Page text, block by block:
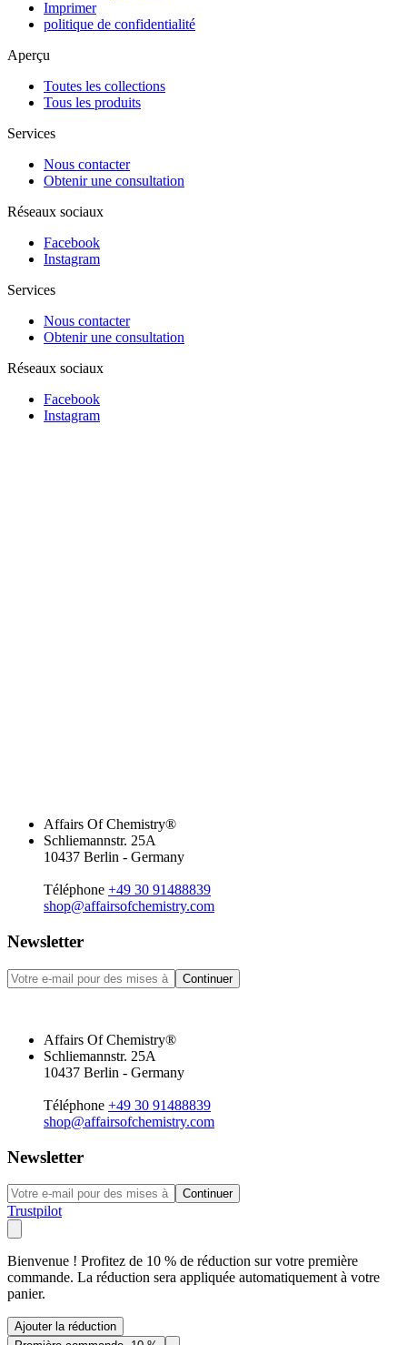
Imprimer
politique de confidentialité
Aperçu
Toutes les collections
Tous les produits
Services
Nous contacter
Obtenir une consultation
Réseaux sociaux
Facebook
Instagram
Services
Nous contacter
Obtenir une consultation
Réseaux sociaux
Facebook
Instagram
Affairs Of Chemistry®
Schliemannstr. 25A
10437 Berlin - Germany
Téléphone +49 30 91488839
shop@affairsofchemistry.com
Newsletter
Continuer
Affairs Of Chemistry®
Schliemannstr. 25A
10437 Berlin - Germany
Téléphone +49 30 91488839
shop@affairsofchemistry.com
Newsletter
Continuer
Trustpilot
Bienvenue ! Profitez de 10 % de réduction sur votre première
commande. La réduction sera appliquée automatiquement à votre
panier.
Ajouter la réduction